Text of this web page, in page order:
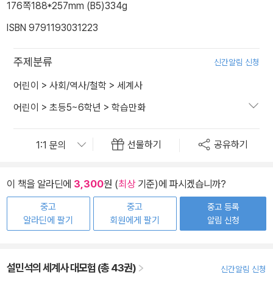
176쪽188*257mm (B5)334g
ISBN 9791193031223
주제분류 신간알림 신청
어린이 > 사회/역사/철학 > 세계사
어린이 > 초등5~6학년 > 학습만화
선물하기 공유하기
이 책을 알라딘에 3,300원 (최상기준)에 파시겠습니까?
중고
알라딘에 팔기
중고
회원에게 팔기
중고 등록
알림 신청
설민석의 세계사 대모험 (총 43권) 신간알림 신청